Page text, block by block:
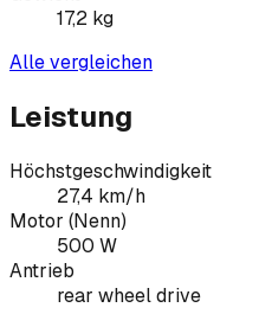
17,2 kg
Alle vergleichen
Leistung
Höchstgeschwindigkeit
27,4 km/h
Motor (Nenn)
500 W
Antrieb
rear wheel drive